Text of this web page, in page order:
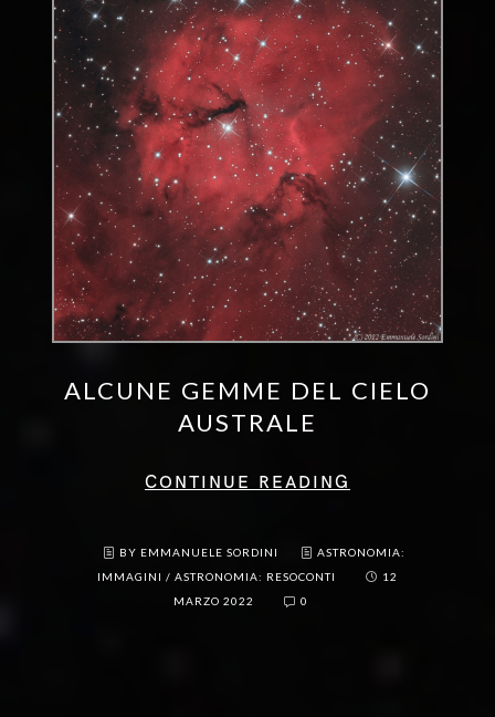
ALCUNE GEMME DEL CIELO
AUSTRALE
CONTINUE READING
BY EMMANUELE SORDINI
ASTRONOMIA:
IMMAGINI / ASTRONOMIA: RESOCONTI
12
MARZO 2022
0